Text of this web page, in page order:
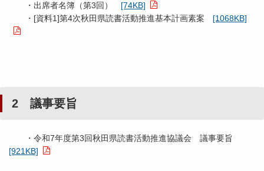
・出席者名簿（第3回） [74KB]
・[資料1]第4次秋田県読書活動推進基本計画素案 [1068KB]
2 議事要旨
・令和7年度第3回秋田県読書活動推進協議会 議事要旨
[921KB]